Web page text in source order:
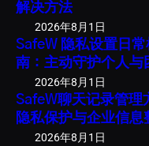
解决方法
2026年8月1日
SafeW 隐私设置日
南：主动守护个人与
2026年8月1日
SafeW聊天记录管理
隐私保护与企业信息
2026年8月1日